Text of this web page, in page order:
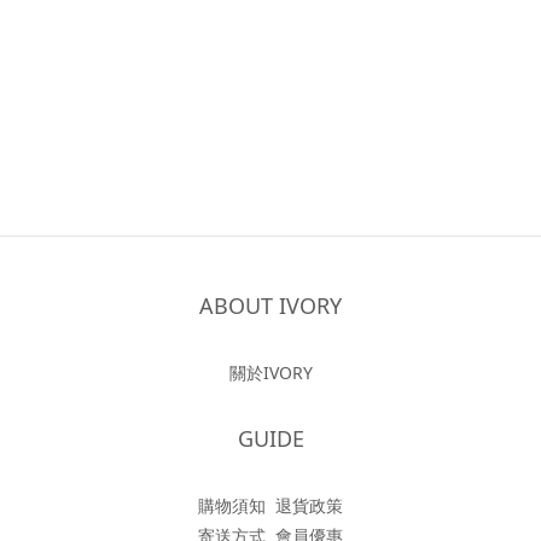
ABOUT IVORY
關於IVORY
GUIDE
購物須知 退貨政策
寄送方式 會員優惠